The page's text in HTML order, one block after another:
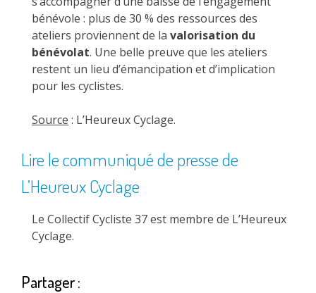
bénévole : plus de 30 % des ressources des
ateliers proviennent de la valorisation du
bénévolat. Une belle preuve que les ateliers
restent un lieu d’émancipation et d’implication
pour les cyclistes.
Source : L’Heureux Cyclage.
Lire le communiqué de presse de
L’Heureux Cyclage
Le Collectif Cycliste 37 est membre de L’Heureux
Cyclage.
Partager :